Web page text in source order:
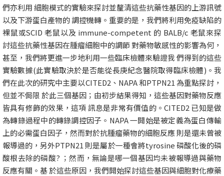
們亦利用 細胞模式的實驗來探討並釐清這些抗藥性基因的上游訊號
以及下游蛋白產物的 調控機轉。重要的是，我們將利用免疫缺陷的
裸鼠或SCID 老鼠以及 immune-competent 的 BALB/c 老鼠來探
討這些抗藥性基因在腫瘤細胞中的調節 對藥物敏感性的影響為何，
甚至，我們將更進一步地利用一些臨床檢體來驗證我 們得到的這些
實驗數據(此實驗取決於是否能從長庚紀念醫院取得臨床檢體)。我
們在此次的研究中主要以CITED2、NAPA 和PTPN21 為重點探討，
但並不侷限 於此三個基因；由初步結果得知，這些基因對藥物反應
皆具有修飾的效果，這項 訊息是非常有價值的。CITED2 已知是做
為轉錄過程中的轉錄調控因子。NAPA 一開始是被定義為蛋白傳輸
上的必需蛋白因子，然而對於抗腫瘤藥物的細胞反應 則是還未曾被
報導過的，另外PTPN21 則是屬於一種會將tyrosine 磷酸化後的磷
酸根去除的磷酸? ；然而，無論是哪一個基因均未被報導過與藥物
反應有關。基 於這些原因，我們開始探討這些基因與細胞對化療藥